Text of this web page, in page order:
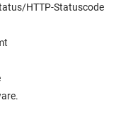
HTTP-Statuscode